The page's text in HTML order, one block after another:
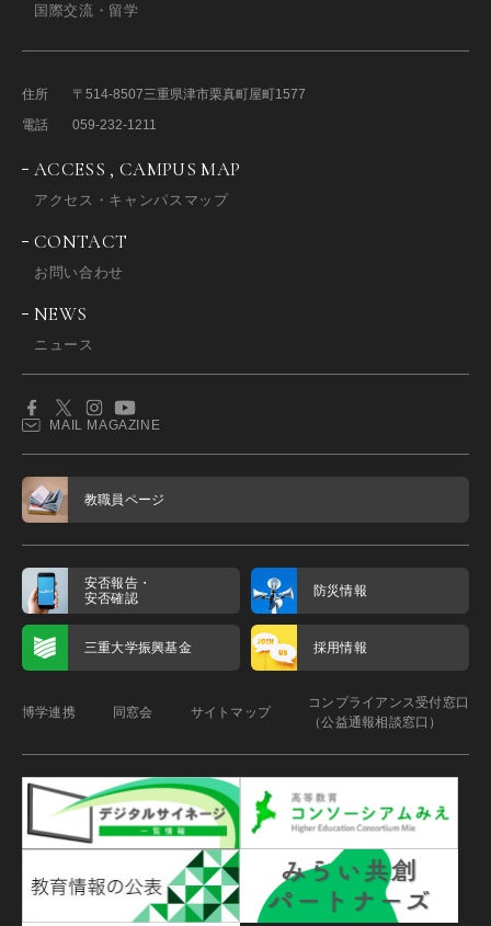
国際交流・留学
住所 〒514-8507三重県津市栗真町屋町1577
電話
059-232-1211
ACCESS , CAMPUS MAP
アクセス・キャンパスマップ
CONTACT
お問い合わせ
NEWS
ニュース
MAIL MAGAZINE
教職員ページ
安否報告・
安否確認
防災情報
三重大学振興基金 採用情報
博学連携 同窓会 サイトマップ
コンプライアンス受付窓口
（公益通報相談窓口）